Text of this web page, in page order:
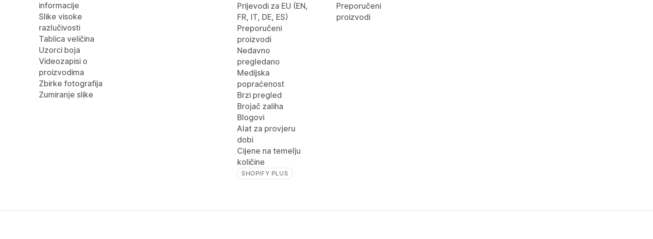
informacije
Slike visoke
razlučivosti
Tablica veličina
Uzorci boja
Videozapisi o
proizvodima
Zbirke fotografija
Zumiranje slike
Prijevodi za EU (EN,
FR, IT, DE, ES)
Preporučeni
proizvodi
Nedavno
pregledano
Medijska
popraćenost
Brzi pregled
Brojač zaliha
Blogovi
Alat za provjeru
dobi
Cijene na temelju
količine
SHOPIFY PLUS
Preporučeni
proizvodi